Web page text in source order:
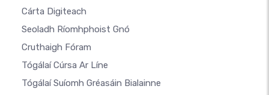
Cárta Digiteach
Seoladh Ríomhphoist Gnó
Cruthaigh Fóram
Tógálaí Cúrsa Ar Líne
Tógálaí Suíomh Gréasáin Bialainne